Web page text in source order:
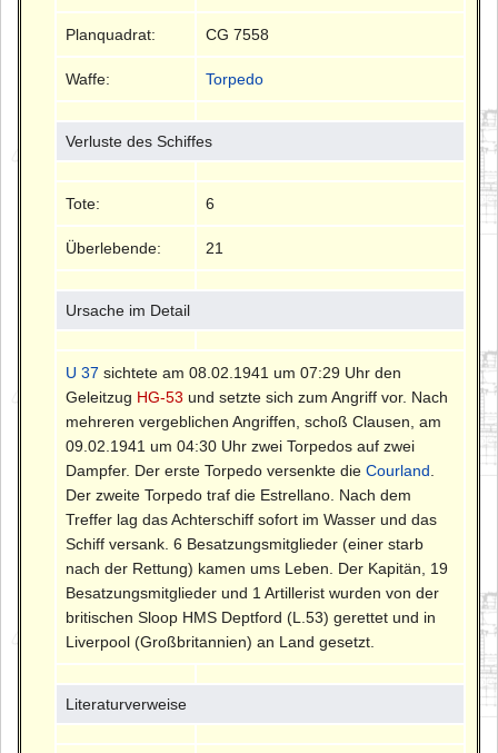
Planquadrat: CG 7558
Waffe: Torpedo
Verluste des Schiffes
Tote: 6
Überlebende: 21
Ursache im Detail
U 37 sichtete am 08.02.1941 um 07:29 Uhr den
Geleitzug HG-53 und setzte sich zum Angriff vor. Nach
mehreren vergeblichen Angriffen, schoß Clausen, am
09.02.1941 um 04:30 Uhr zwei Torpedos auf zwei
Dampfer. Der erste Torpedo versenkte dieCourland
Der zweite Torpedo traf die Estrellano. Nach dem
Treffer lag das Achterschiff sofort im Wasser und das
Schiff versank. 6 Besatzungsmitglieder (einer starb
nach der Rettung) kamen ums Leben. Der Kapitän, 19
Besatzungsmitglieder und 1 Artillerist wurden von der
britischen Sloop HMS Deptford (L.53) gerettet und in
Liverpool (Großbritannien) an Land gesetzt.
Literaturverweise